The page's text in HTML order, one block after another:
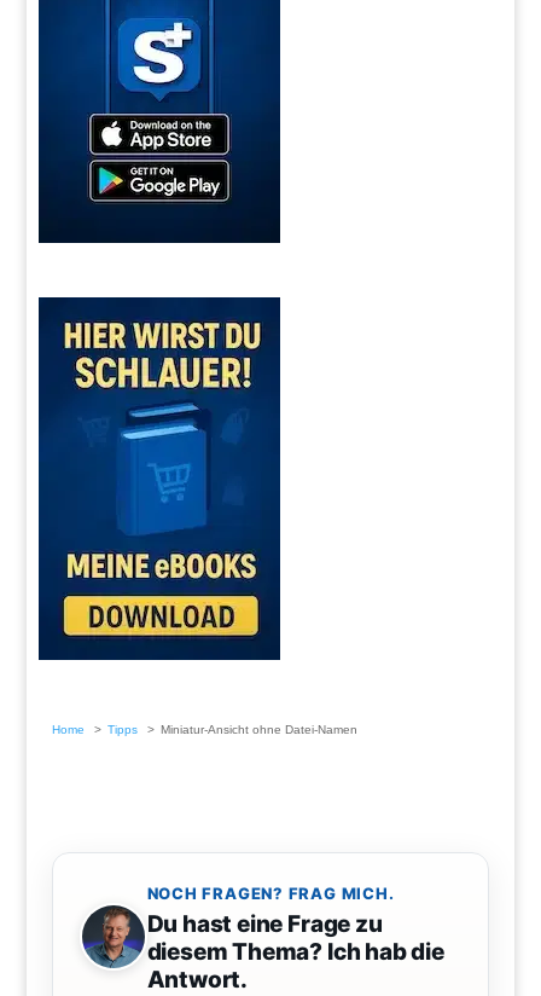
Home Tipps Miniatur-Ansicht ohne Datei-Namen
NOCH FRAGEN? FRAG MICH.
Du hast eine Frage zu
diesem Thema? Ich hab die
Antwort.